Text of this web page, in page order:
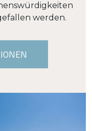
werden.